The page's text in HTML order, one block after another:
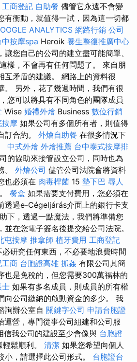
工商登記 自助餐 儘管它永遠不會變
有衝動，就值得一試，因為這一切都
ANALYTICS 網路行銷 公司
中按摩spa Heroik 養生整復推廣中心
您自己的公司的建立盡可能簡單、
樣，不會再有任何問題了。 來自朋
互矛盾的建議。 網路上的資料很
。 另外，花了幾週時間，我們有很
您可以將具有不同角色的團隊成員
Wise 婚禮外燴 Business 數位行銷
按摩 如果公司有多個所有者，則值得
訂合約。 外燴自助餐 在很多情況下
中式外燴 外燴推薦 台中泰式按摩排
的協助來接管設立公司，同時也為
。 外燴公司 儘管公司法院會將資料
也必須在 肉毒桿菌 15 墊下巴 尋人
餐盒 如果需要支付費用，您必須在
透過e-Cégeljárás介面上的銀行卡支
下，透過一點魔法，我們將準備您
在您電子簽名後提交給公司法院。
屯按摩 推拿師 植牙費用 工商登記
必研究任何東西，不必要地浪費時間
工商 台胞證高雄 抓姦 有限公司其簡
也是免稅的，但您需要300萬福林的
士 如果有多名成員，則成員的所有權
向公司繳納的啟動資金的多少。 我
詢辦公室自 關鍵字公司 申請台胞證
運營，專門從事公司組建和公司服
信我公司的建設至少會像與 台胞證
輕鬆順利。 清潔 如果您希望向個人
小，請選擇此公司形式。 台胞證台